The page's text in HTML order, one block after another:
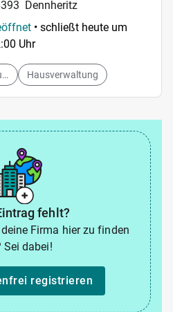
Dennheritz
• schließt heute um
Uhr
Immobiliendienstleistungen Hausverwaltung
fehlt?
Firma hier zu finden
Sei dabei!
registrieren